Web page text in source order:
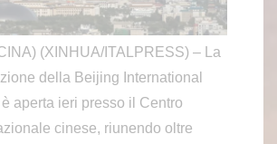
(XINHUA/ITALPRESS) – La
della Beijing International
aperta ieri presso il Centro
cinese, riunendo oltre